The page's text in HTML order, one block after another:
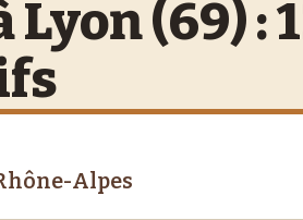
(69) :
Alpes